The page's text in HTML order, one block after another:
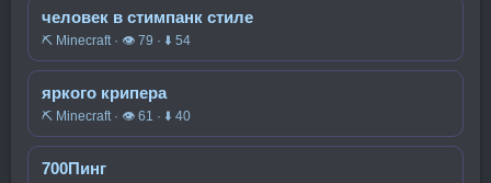
человек в стимпанк стиле
⛏️ Minecraft · 👁 79 · ⬇ 54
яркого крипера
⛏️ Minecraft · 👁 61 · ⬇ 40
700Пинг